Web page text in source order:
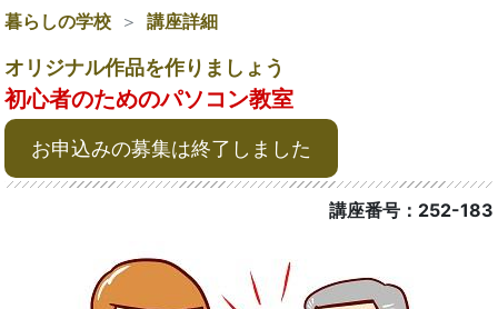
暮らしの学校 講座詳細
オリジナル作品を作りましょう
初心者のためのパソコン教室
お申込みの募集は終了しました
講座番号：252-183